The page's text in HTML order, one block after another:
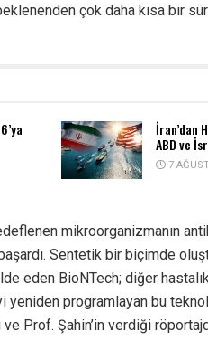
çok daha kısa bir
İran’dan
ABD ve
7
mikroorganizmanın
Sentetik bir biçimde
eden BioNTech; diğer
yeniden programlayan bu
Prof. Şahin’in verdiği